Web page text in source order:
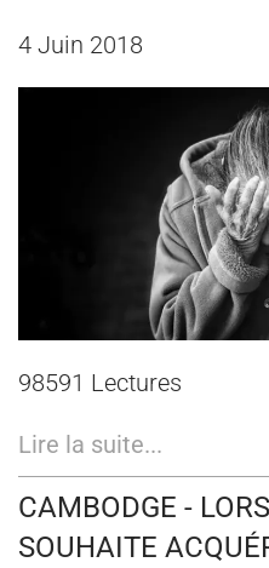
4 Juin 2018
98591 Lectures
Lire la suite...
CAMBODGE -
SOUHAITE